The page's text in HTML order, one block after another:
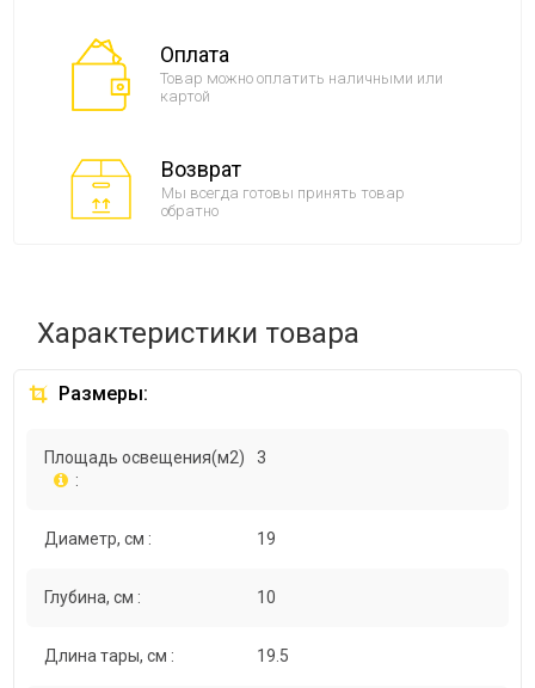
Оплата
Товар можно оплатить наличными или
картой
Возврат
Мы всегда готовы принять товар
обратно
Характеристики товара
Размеры:
Площадь освещения(м2)
:
3
Диаметр, см : 19
Глубина, см : 10
Длина тары, см : 19.5